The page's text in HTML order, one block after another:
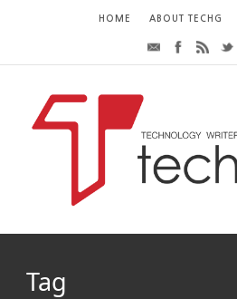
HOME ABOUT TECHG
Tag